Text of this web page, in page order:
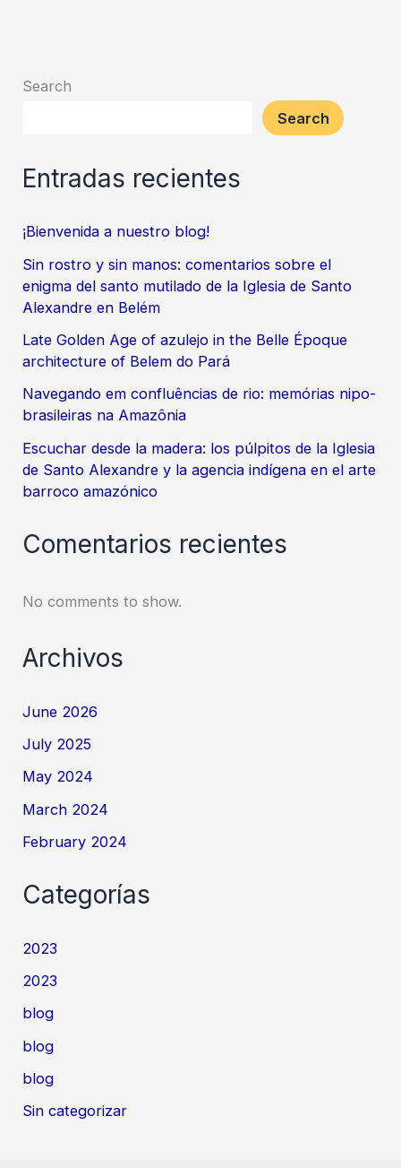
Search
Search
Entradas recientes
¡Bienvenida a nuestro blog!
Sin rostro y sin manos: comentarios sobre el
enigma del santo mutilado de la Iglesia de Santo
Alexandre en Belém
Late Golden Age of azulejo in the Belle Époque
architecture of Belem do Pará
Navegando em confluências de rio: memórias nipo-
brasileiras na Amazônia
Escuchar desde la madera: los púlpitos de la Iglesia
de Santo Alexandre y la agencia indígena en el arte
barroco amazónico
Comentarios recientes
No comments to show.
Archivos
June 2026
July 2025
May 2024
March 2024
February 2024
Categorías
2023
2023
blog
blog
blog
Sin categorizar